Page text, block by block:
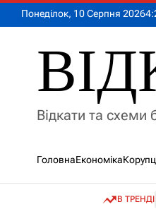
Понеділок, 10 Серпня 20264:
Відкати та схеми
ГоловнаЕкономіка
В ТРЕНДІ